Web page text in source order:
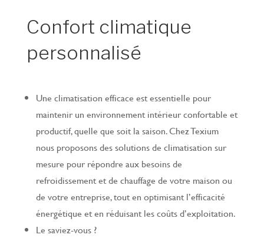
Confort climatique
personnalisé
Une climatisation efficace est essentielle pour
maintenir un environnement intérieur confortable et
productif, quelle que soit la saison. Chez Texium
nous proposons des solutions de climatisation sur
mesure pour répondre aux besoins de
refroidissement et de chauffage de votre maison ou
de votre entreprise, tout en optimisant l’efficacité
énergétique et en réduisant les coûts d’exploitation.
Le saviez-vous ?